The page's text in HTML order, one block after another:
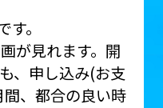
。
が見れます。開
、申し込み(お支
、都合の良い時